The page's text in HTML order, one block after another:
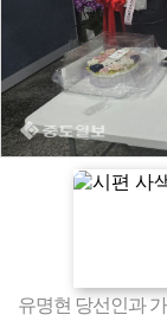
유명현 당선인과